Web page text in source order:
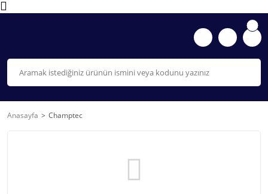
Anasayfa Champtec